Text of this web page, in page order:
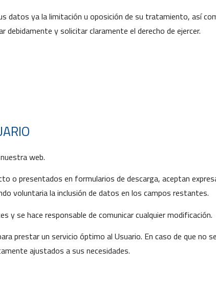
datos ya la limitación u oposición de su tratamiento, así
debidamente y solicitar claramente el derecho de ejercer.
web.
o presentados en formularios de descarga, aceptan
voluntaria la inclusión de datos en los campos restantes.
y se hace responsable de comunicar cualquier modificación.
prestar un servicio óptimo al Usuario. En caso de que
ajustados a sus necesidades.